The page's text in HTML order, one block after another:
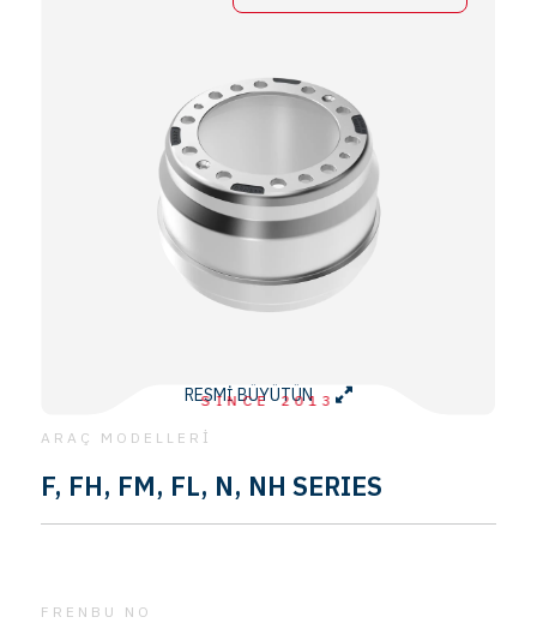
SINCE 2013
RESMİ BÜYÜTÜN
ARAÇ MODELLERİ
F, FH, FM, FL, N, NH SERIES
FRENBU NO